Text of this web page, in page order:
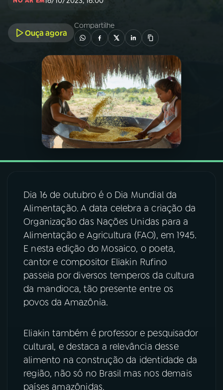
PROGRAMAS
PODCASTS
VIDEOCASTS
08 FESTIVAL DE MÚSICA
ACOMPANHE A RÁDIO NACIONAL
YouTube Facebook
Instagram X
Ouça agora
Compartilhe
Dia 16 de outubro é o Dia Mundial da
Alimentação. A data celebra a criação da
Organização das Nações Unidas para a
Alimentação e Agricultura (FAO), em 1945.
E nesta edição do Mosaico, o poeta,
cantor e compositor Eliakin Rufino
passeia por diversos temperos da cultura
da mandioca, tão presente entre os
povos da Amazônia.
Eliakin também é professor e pesquisador
cultural, e destaca a relevância desse
alimento na construção da identidade da
região, não só no Brasil mas nos demais
países amazônidas.